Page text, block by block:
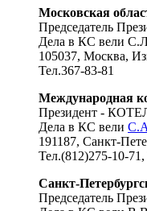
Московская
Председатель
Дела в КС вели
105037, Москва,
Тел.367-83-81
Международная
Президент -
Дела в КС вели
191187, Санкт-
Тел.(812)275-10-
Санкт-
Председатель